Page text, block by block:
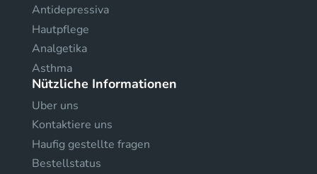
Antidepressiva
Hautpflege
Analgetika
Asthma
Nützliche Informationen
Uber uns
Kontaktiere uns
Haufig gestellte fragen
Bestellstatus